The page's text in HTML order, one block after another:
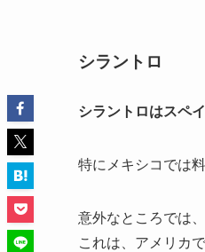
シラントロ
シラントロはスペ
特にメキシコでは
意外なところでは
これは、アメリカ